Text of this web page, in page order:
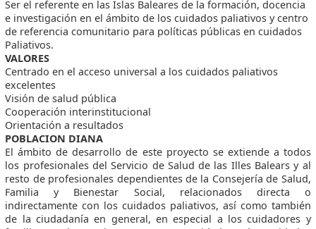
Ser el referente en las Islas Baleares de la formación, docencia
e investigación en el ámbito de los cuidados paliativos y centro
de referencia comunitario para políticas públicas en cuidados
Paliativos.
VALORES
Centrado en el acceso universal a los cuidados paliativos
excelentes
Visión de salud pública
Cooperación interinstitucional
Orientación a resultados
POBLACION DIANA
El ámbito de desarrollo de este proyecto se extiende a todos
los profesionales del Servicio de Salud de las Illes Balears y al
resto de profesionales dependientes de la Consejería de Salud,
Familia y Bienestar Social, relacionados directa o
indirectamente con los cuidados paliativos, así como también
de la ciudadanía en general, en especial a los cuidadores y